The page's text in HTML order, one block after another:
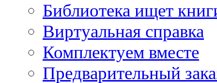
Библиотека ищет
Виртуальная справка
Комплектуем вместе
Предварительный